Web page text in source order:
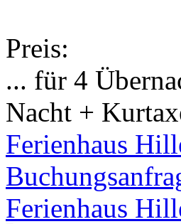
Preis:
... für 4
Nacht +
Ferienhaus
Ferienhaus